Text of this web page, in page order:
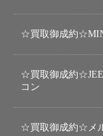
☆買取御成約
☆買取御成約
コン
☆買取御成約☆メ